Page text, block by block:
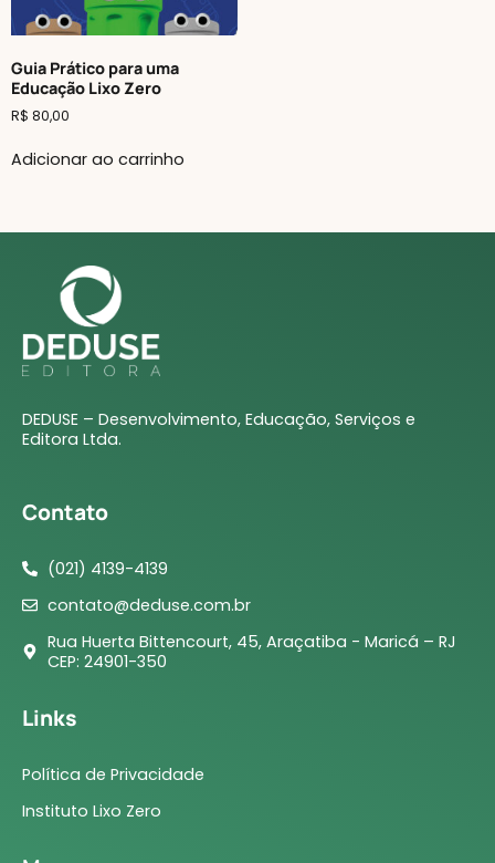
Guia Prático para uma
Educação Lixo Zero
R$ 80,00
Adicionar ao carrinho
DEDUSE – Desenvolvimento, Educação, Serviços e
Editora Ltda.
Contato
(021) 4139-4139
contato@deduse.com.br
Rua Huerta Bittencourt, 45, Araçatiba - Maricá – RJ
CEP: 24901-350
Links
Política de Privacidade
Instituto Lixo Zero